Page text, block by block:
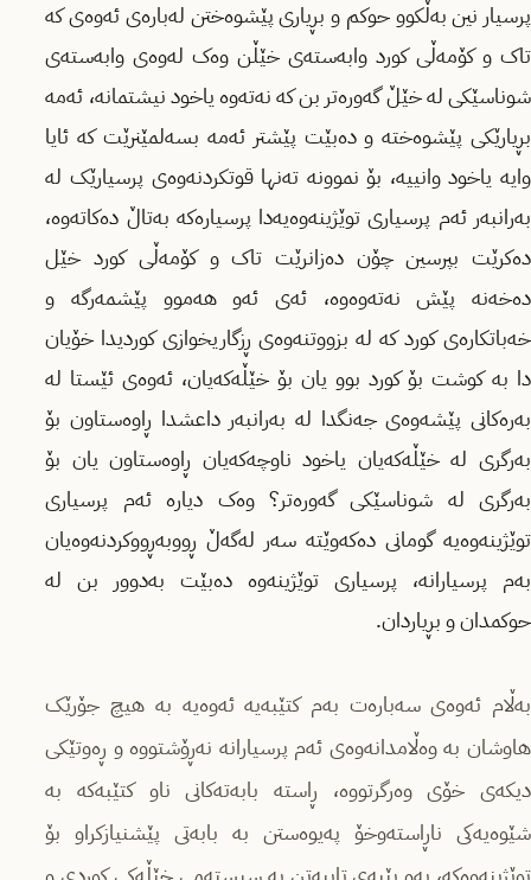
پرسیار نین بەڵکوو حوکم و بڕیارى پێشوەختن لەبارەى ئەوەى کە
تاک و کۆمەڵى کورد وابەستەى خێڵن وەک لەوەى وابەستەى
شوناسێکى لە خێڵ گەورەتر بن کە نەتەوە یاخود نیشتمانە، ئەمە
بڕیارێکى پێشوەختە و دەبێت پێشتر ئەمە بسەلمێنرێت کە ئایا
وایە یاخود وانییە، بۆ نموونە تەنها قوتکردنەوەى پرسیارێک لە
بەرانبەر ئەم پرسیارى توێژینەوەیەدا پرسیارەکە بەتاڵ دەکاتەوە،
دەکرێت بپرسین چۆن دەزانرێت تاک و کۆمەڵى کورد خێل
دەخەنە پێش نەتەوەوە، ئەى ئەو هەموو پێشمەرگە و
خەباتکارەى کورد کە لە بزووتنەوەى ڕزگاریخوازى کوردیدا خۆیان
دا بە کوشت بۆ کورد بوو یان بۆ خێڵەکەیان، ئەوەى ئێستا لە
بەرەکانى پێشەوەى جەنگدا لە بەرانبەر داعشدا ڕاوەستاون بۆ
بەرگرى لە خێڵەکەیان یاخود ناوچەکەیان ڕاوەستاون یان بۆ
بەرگرى لە شوناسێکى گەورەتر؟ وەک دیارە ئەم پرسیارى
توێژینەوەیە گومانى دەکەوێتە سەر لەگەڵ ڕووبەڕووکردنەوەیان
بەم پرسیارانە، پرسیارى توێژینەوە دەبێت بەدوور بن لە
حوکمدان و بڕیاردان.
بەڵام ئەوەى سەبارەت بەم کتێبەیە ئەوەیە بە هیچ جۆرێک
هاوشان بە وەڵامدانەوەى ئەم پرسیارانە نەڕۆشتووە و ڕەوتێکى
دیکەى خۆى وەرگرتووە، ڕاستە بابەتەکانى ناو کتێبەکە بە
شێوەیەکی ناڕاستەوخۆ پەیوەستن بە بابەتى پێشنیازکراو بۆ